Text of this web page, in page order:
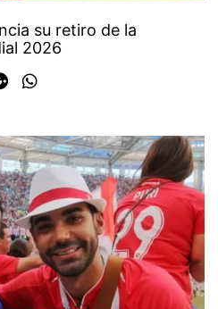
su retiro de la
2026